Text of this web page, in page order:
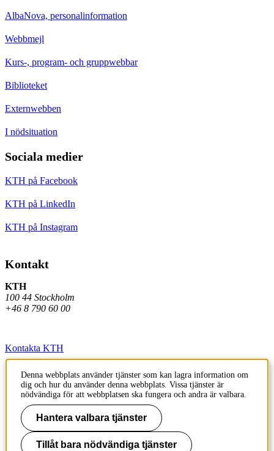
AlbaNova, personalinformation
Webbmejl
Kurs-, program- och gruppwebbar
Biblioteket
Externwebben
I nödsituation
Sociala medier
KTH på Facebook
KTH på LinkedIn
KTH på Instagram
Kontakt
KTH
100 44 Stockholm
+46 8 790 60 00
Kontakta KTH
Jobba på KTH
Press och media
Faktura och betalning KTH
Om KTH:s webbplatser
Denna webbplats använder tjänster som kan lagra information om
dig och hur du använder denna webbplats. Vissa tjänster är
nödvändiga för att webbplatsen ska fungera och andra är valbara.
Hantera valbara tjänster
Tillåt bara nödvändiga tjänster